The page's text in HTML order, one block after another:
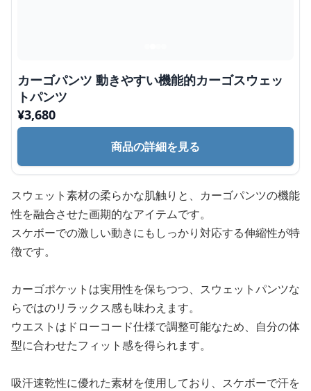
カーゴパンツ 動きやすい機能的カーゴスウェッ
トパンツ
¥3,680
商品の詳細を見る
スウェット素材の柔らかな肌触りと、カーゴパンツの機能
性を融合させた画期的なアイテムです。
スケボーでの激しい動きにもしっかり対応する伸縮性が特
徴です。
カーゴポケットは実用性を保ちつつ、スウェットパンツな
らではのリラックス感も味わえます。
ウエストはドローコード仕様で調整可能なため、自分の体
型に合わせたフィット感を得られます。
吸汗速乾性に優れた素材を使用しており、スケボーで汗を